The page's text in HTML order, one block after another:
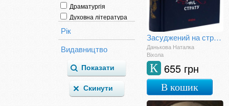
Драматургія
Духовна література
Енциклопедії
Етнографія
Жахи. Містика
Комікси
Краєзнавство
Рік
Видавництво
Засуджений на страту
Данькова Наталка
Віхола
655 грн
К
В кошик